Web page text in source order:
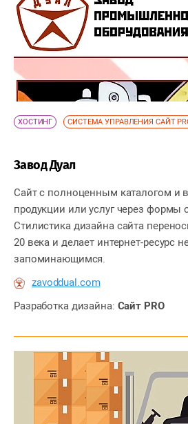
ХОСТИНГ СИСТЕМА УПРАВЛЕНИЯ САЙТ
Завод Дуал
Сайт с полноценным каталогом и
продукции или услуг через формы
Стилистика дизайна сайта
20 века и делает интернет-ресурс
запоминающимся.
zavoddual.com
Разработка дизайна: Сайт PRO